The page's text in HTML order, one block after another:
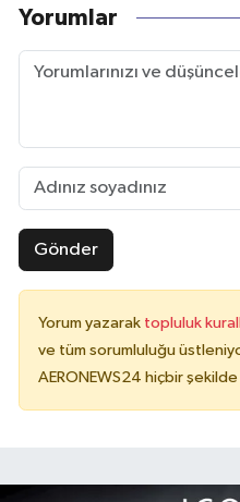
Yorumlar
Gönder
Yorum yazarak topluluk
ve tüm sorumluluğu
AERONEWS24 hiçbir